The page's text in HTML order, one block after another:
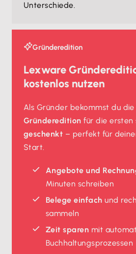
Unterschiede.
Gründeredition
Lexware
kostenlos nutzen
Als Gründer bekommst du die
Gründeredition für die ersten
geschenkt – perfekt für
Start.
Angebote und
Minuten schreiben
Belege einfach und
sammeln
Zeit sparen mit
Buchhaltungsprozessen